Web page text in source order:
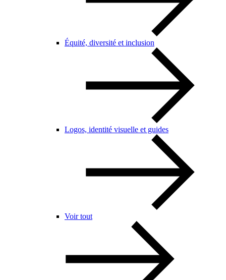
Équité, diversité et inclusion
Logos, identité visuelle et guides
Voir tout